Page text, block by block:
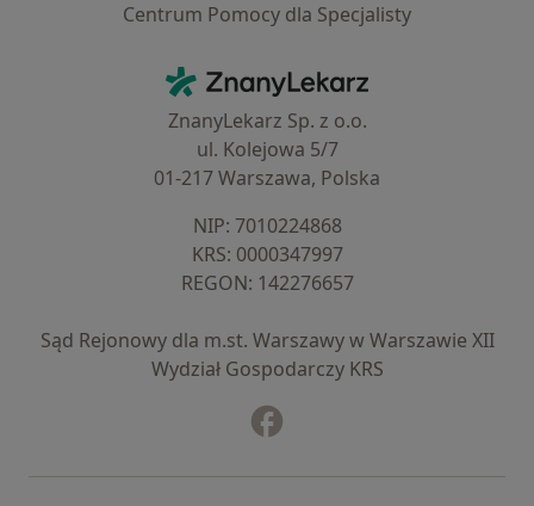
Centrum Pomocy dla Specjalisty
ZnanyLekarz - Strona główna
ZnanyLekarz Sp. z o.o.
ul. Kolejowa 5/7
01-217 Warszawa, Polska
NIP: ⁠7010224868
KRS: ⁠0000347997
REGON: ⁠142276657
Sąd Rejonowy dla m.st. Warszawy w Warszawie XII
Wydział Gospodarczy KRS